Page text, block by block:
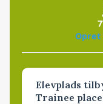
Opret
Elevplads
Trainee